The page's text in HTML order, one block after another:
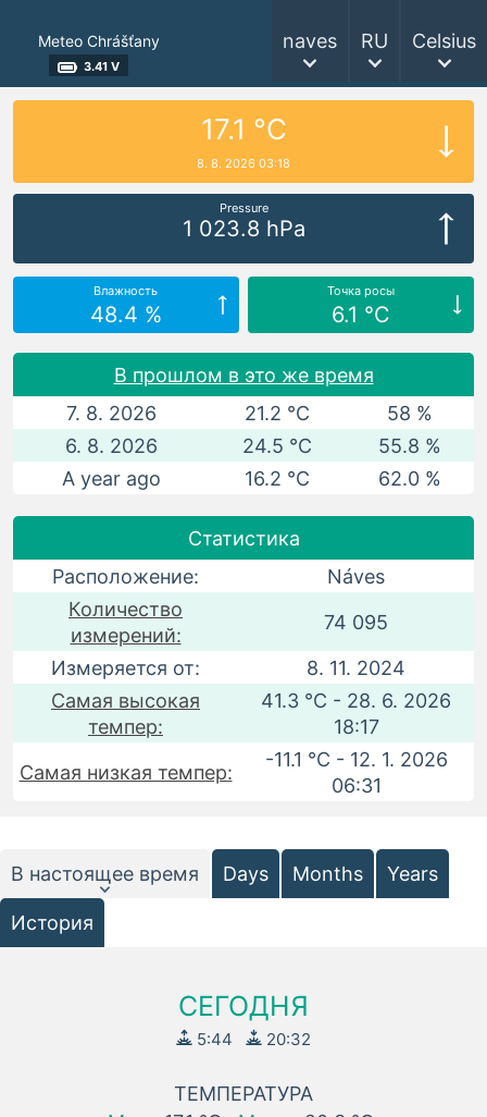
Meteo Chrášťany
3.41 V
naves RU Celsius
17.1 °C
8. 8. 2026 03:18
Pressure
1 023.8 hPa
Влажность
48.4 %
Точка росы
6.1 °C
В прошлом в это же время
7. 8. 2026
21.2 °C
58 %
6. 8. 2026
24.5 °C
55.8 %
A year ago
16.2 °C 62.0 %
Статистика
Расположение:
Náves
Количество
измерений:
74 095
Измеряется от:
8. 11. 2024
Самая высокая
темпер:
41.3 °C - 28. 6. 2026
18:17
Самая низкая темпер:
-11.1 °C - 12. 1. 2026
06:31
В настоящее время Days Months Years
История
СЕГОДНЯ
5:44 20:32
ТЕМПЕРАТУРА